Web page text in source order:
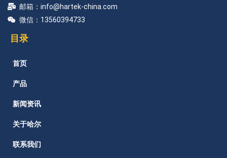
邮箱：info@hartek-china.com
微信：13560394733
目录
首页
产品
新闻资讯
关于哈尔
联系我们